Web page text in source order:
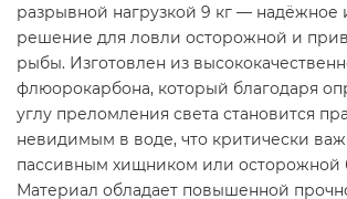
разрывной нагрузкой 9 кг — надёжное
решение для ловли осторожной и
рыбы. Изготовлен из
флюорокарбона, который благодаря
углу преломления света становится
невидимым в воде, что критически
пассивным хищником или осторожной
Материал обладает повышенной